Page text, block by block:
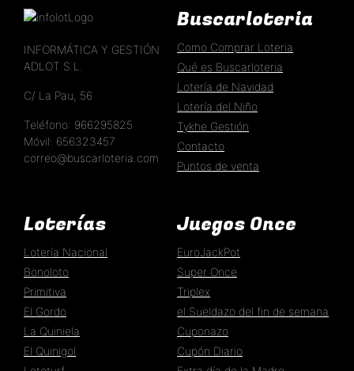
INFORMÁTICA Y GESTIÓN
ADLOT S.L.
C/ La Pau, 56
Teléfono: 966295825
Móvil: 656323457
correo@buscarloteria.com
Buscarloteria
Como Comprar Loteria
Qué es Buscarloteria
Lotería de Navidad
Lotería del Niño
Tykhe Gestión
Contacto
Puntos de venta
Loterías
Lotería Nacional
Bonoloto
Primitiva
El Gordo
La Quiniela
El Quinigol
Juegos Once
EuroJackPot
Super Once
Triplex
el Sueldazo del fin de semana
Cuponazo
Cupón Diario